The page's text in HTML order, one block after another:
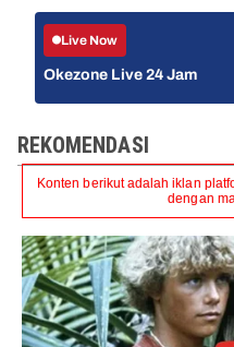
Live Now
Okezone Live 24 Jam